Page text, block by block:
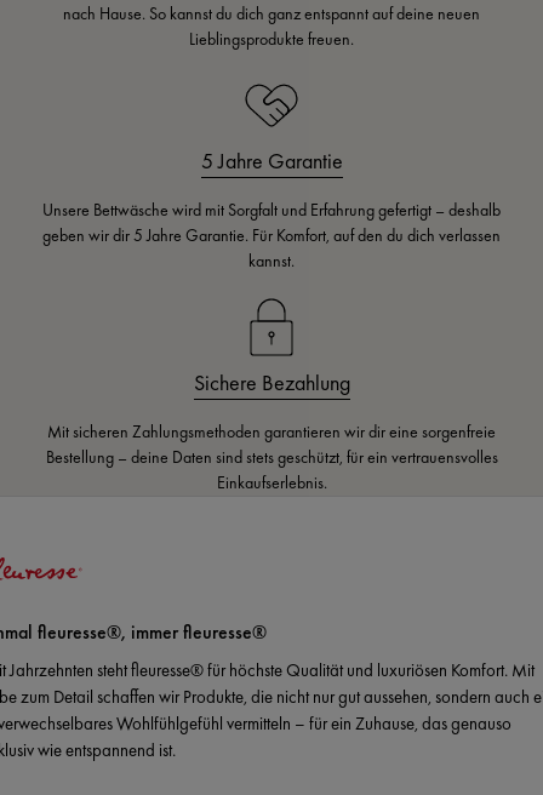
nach Hause. So kannst du dich ganz entspannt auf deine neuen
Lieblingsprodukte freuen.
5 Jahre Garantie
Unsere Bettwäsche wird mit Sorgfalt und Erfahrung gefertigt – deshalb
geben wir dir 5 Jahre Garantie. Für Komfort, auf den du dich verlassen
kannst.
Sichere Bezahlung
Mit sicheren Zahlungsmethoden garantieren wir dir eine sorgenfreie
Bestellung – deine Daten sind stets geschützt, für ein vertrauensvolles
Einkaufserlebnis.
fleuresse®, immer fleuresse®
Jahrzehnten steht fleuresse® für höchste Qualität und luxuriösen Komfort. Mit
zum Detail schaffen wir Produkte, die nicht nur gut aussehen, sondern auch
Wohlfühlgefühl vermitteln – für ein Zuhause, das genauso
wie entspannend ist.